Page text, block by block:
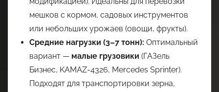
мешков с кормом, садовых инструментов
или небольших урожаев (овощи, фрукты).
Средние нагрузки (3–7 тонн): Оптимальный
вариант — малые грузовики (ГАЗель
Бизнес, KAMAZ-4326, Mercedes Sprinter).
Подходят для транспортировки зерна,